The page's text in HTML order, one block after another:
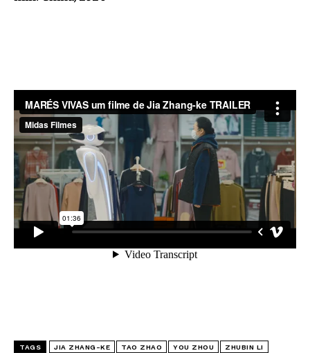
TAGS JIA ZHANG-KE TAO ZHAO YOU ZHOU ZHUBIN LI